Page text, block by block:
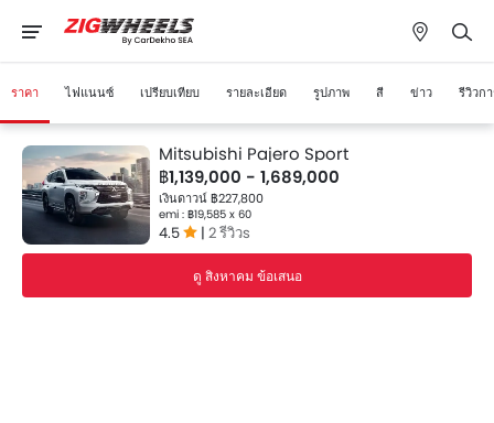
ราคา ไฟแนนซ์ เปรียบเทียบ รายละเอียด รูปภาพ สี ข่าว รีวิวก
Mitsubishi Pajero Sport
฿1,139,000 - 1,689,000
เงินดาวน์ ฿227,800
emi : ฿19,585 x 60
4.5 | 2 รีวิวs
ดู สิงหาคม ข้อเสนอ